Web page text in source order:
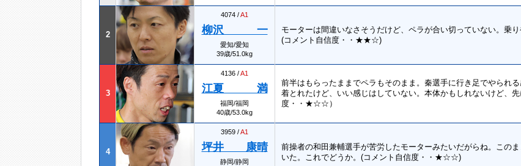
2
4074 /A1
柳沢 一
愛知/愛知
39歳/51.0kg
モーターは間違いなさそうだけど、ペラが合い切っていない。乗
(コメント自信度・・★★☆)
3
4136 /A1
江夏 満
福岡/福岡
40歳/53.0kg
前半はもらったままでペラもそのまま。秦選手に行き足でやられ
着とれたけど、いい感じはしていない。本体かもしれないけど、
度・・★☆☆）
4
3959 /A1
坪井 康晴
静岡/静岡
前操者の和田兼輔選手が苦労したモーターみたいだがらね。この
いた。これでどうか。(コメント自信度・・★☆☆)